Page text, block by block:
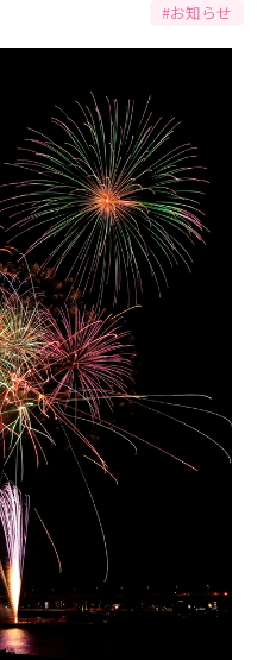
#お知らせ